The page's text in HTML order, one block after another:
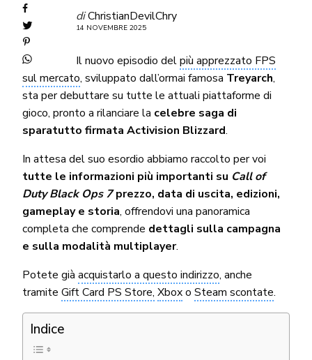
diChristianDevilChry
14 NOVEMBRE 2025
Il nuovo episodio delpiù apprezzato FPS
sul mercato, sviluppato dall’ormai famosa Treyarch,
sta per debuttare su tutte le attuali piattaforme di
gioco, pronto a rilanciare la celebre saga di
sparatutto firmata Activision Blizzard.
In attesa del suo esordio abbiamo raccolto per voi
tutte le informazioni più importanti su Call of
Duty Black Ops 7prezzo, data di uscita, edizioni,
gameplay e storia, offrendovi una panoramica
completa che comprende dettagli sulla campagna
e sulla modalità multiplayer.
Potete già acquistarlo a questo indirizzo, anche
tramite Gift Card PS Store, XboxoSteam scontate.
Indice